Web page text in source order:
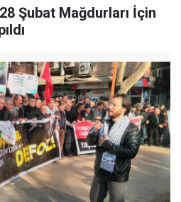
Şubat Mağdurları İçin